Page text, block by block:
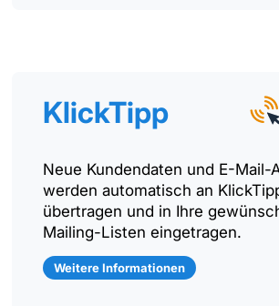
KlickTipp
Neue Kundendaten und E-Mail-
werden automatisch an
übertragen und in Ihre
Mailing-Listen eingetragen.
Weitere Informationen